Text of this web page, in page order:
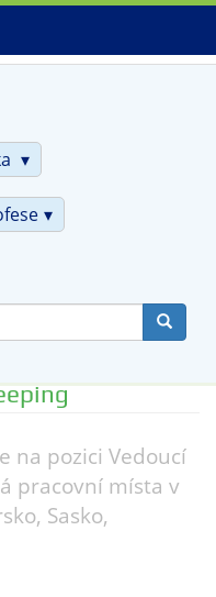
na pozici Vedoucí
pracovní místa v
Sasko,